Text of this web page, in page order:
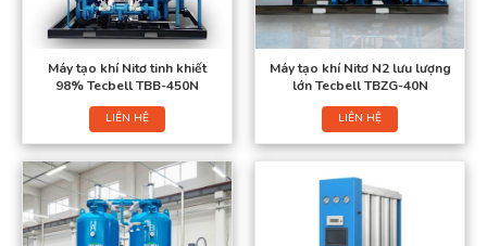
Máy tạo khí Nitơ tinh khiết
98% Tecbell TBB-450N
LIÊN HỆ
Máy tạo khí Nitơ N2 lưu lượng
lớn Tecbell TBZG-40N
LIÊN HỆ